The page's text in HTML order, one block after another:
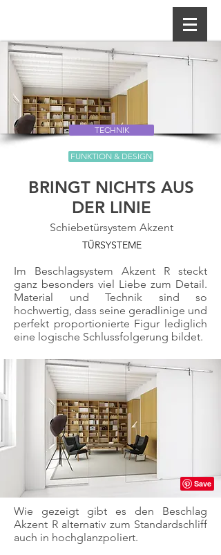
TECHNIK
BRINGT NICHTS AUS
DER LINIE
Schiebetürsystem Akzent
TÜRSYSTEME
Im Beschlagsystem Akzent R steckt
ganz besonders viel Liebe zum Detail.
Material und Technik sind so
hochwertig, dass seine geradlinige und
perfekt proportionierte Figur lediglich
eine logische Schlussfolgerung bildet.
FUNKTION & DESIGN
Wie gezeigt gibt es den Beschlag
Akzent R alternativ zum Standardschliff
auch in hochglanzpoliert.